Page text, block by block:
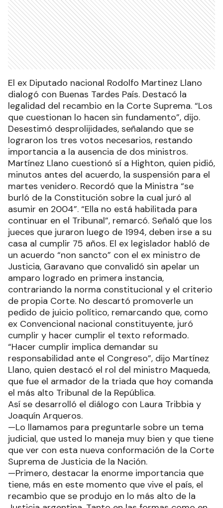
El ex Diputado nacional Rodolfo Martinez Llano
dialogó con Buenas Tardes País. Destacó la
legalidad del recambio en la Corte Suprema. “Los
que cuestionan lo hacen sin fundamento”, dijo.
Desestimó desprolijidades, señalando que se
lograron los tres votos necesarios, restando
importancia a la ausencia de dos ministros.
Martínez Llano cuestionó sí a Highton, quien pidió,
minutos antes del acuerdo, la suspensión para el
martes venidero. Recordó que la Ministra “se
burló de la Constitución sobre la cual juró al
asumir en 2004”. “Ella no está habilitada para
continuar en el Tribunal”, remarcó. Señaló que los
jueces que juraron luego de 1994, deben irse a su
casa al cumplir 75 años. El ex legislador habló de
un acuerdo “non sancto” con el ex ministro de
Justicia, Garavano que convalidó sin apelar un
amparo logrado en primera instancia,
contrariando la norma constitucional y el criterio
de propia Corte. No descartó promoverle un
pedido de juicio político, remarcando que, como
ex Convencional nacional constituyente, juró
cumplir y hacer cumplir el texto reformado.
“Hacer cumplir implica demandar su
responsabilidad ante el Congreso”, dijo Martínez
Llano, quien destacó el rol del ministro Maqueda,
que fue el armador de la triada que hoy comanda
el más alto Tribunal de la República.
Así se desarrolló el diálogo con Laura Tribbia y
Joaquín Arqueros.
—Lo llamamos para preguntarle sobre un tema
judicial, que usted lo maneja muy bien y que tiene
que ver con esta nueva conformación de la Corte
Suprema de Justicia de la Nación.
—Primero, destacar la enorme importancia que
tiene, más en este momento que vive el país, el
recambio que se produjo en lo más alto de la